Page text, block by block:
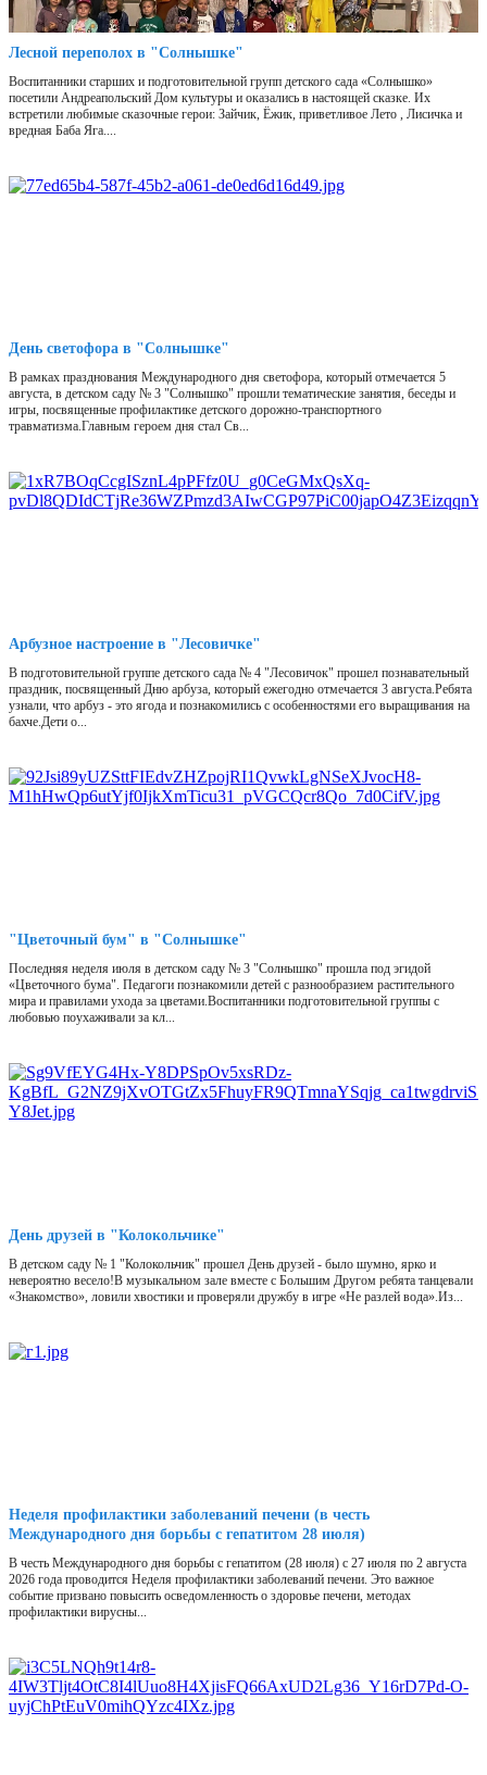
Лесной переполох в "Солнышке"
Воспитанники старших и подготовительной групп детского сада «Солнышко»
посетили Андреапольский Дом культуры и оказались в настоящей сказке. Их
встретили любимые сказочные герои: Зайчик, Ёжик, приветливое Лето , Лисичка и
вредная Баба Яга....
День светофора в "Солнышке"
В рамках празднования Международного дня светофора, который отмечается 5
августа, в детском саду № 3 "Солнышко" прошли тематические занятия, беседы и
игры, посвященные профилактике детского дорожно-транспортного
травматизма.Главным героем дня стал Св...
Арбузное настроение в "Лесовичке"
В подготовительной группе детского сада № 4 "Лесовичок" прошел познавательный
праздник, посвященный Дню арбуза, который ежегодно отмечается 3 августа.Ребята
узнали, что арбуз - это ягода и познакомились с особенностями его выращивания на
бахче.Дети о...
"Цветочный бум" в "Солнышке"
Последняя неделя июля в детском саду № 3 "Солнышко" прошла под эгидой
«Цветочного бума". Педагоги познакомили детей с разнообразием растительного
мира и правилами ухода за цветами.Воспитанники подготовительной группы с
любовью поухаживали за кл...
День друзей в "Колокольчике"
В детском саду № 1 "Колокольчик" прошел День друзей - было шумно, ярко и
невероятно весело!В музыкальном зале вместе с Большим Другом ребята танцевали
«Знакомство», ловили хвостики и проверяли дружбу в игре «Не разлей вода».Из...
Неделя профилактики заболеваний печени (в честь
Международного дня борьбы с гепатитом 28 июля)
В честь Международного дня борьбы с гепатитом (28 июля) с 27 июля по 2 августа
2026 года проводится Неделя профилактики заболеваний печени. Это важное
событие призвано повысить осведомленность о здоровье печени, методах
профилактики вирусны...